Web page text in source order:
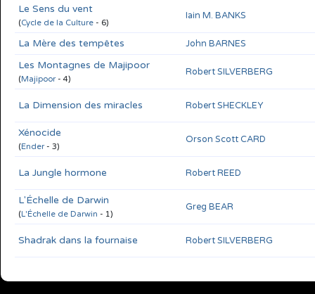
Le Sens du vent
(Cycle de la Culture - 6)
Iain M. BANKS
La Mère des tempêtes John BARNES
Les Montagnes de Majipoor
(Majipoor- 4)
Robert SILVERBERG
La Dimension des miracles Robert SHECKLEY
Xénocide
(Ender- 3)
Orson Scott CARD
La Jungle hormone Robert REED
L'Échelle de Darwin
(L'Échelle de Darwin - 1)
Greg BEAR
Shadrak dans la fournaise Robert SILVERBERG